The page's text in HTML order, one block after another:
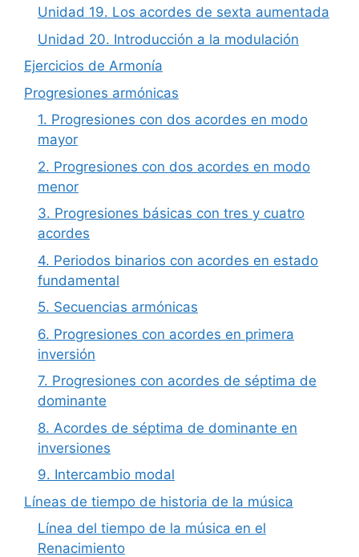
Unidad 19. Los acordes de sexta aumentada
Unidad 20. Introducción a la modulación
Ejercicios de Armonía
Progresiones armónicas
1. Progresiones con dos acordes en modo
mayor
2. Progresiones con dos acordes en modo
menor
3. Progresiones básicas con tres y cuatro
acordes
4. Periodos binarios con acordes en estado
fundamental
5. Secuencias armónicas
6. Progresiones con acordes en primera
inversión
7. Progresiones con acordes de séptima de
dominante
8. Acordes de séptima de dominante en
inversiones
9. Intercambio modal
Líneas de tiempo de historia de la música
Línea del tiempo de la música en el
Renacimiento